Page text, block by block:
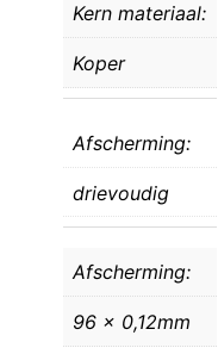
Kern materiaal:
Koper
Afscherming:
drievoudig
Afscherming:
96 x 0,12mm